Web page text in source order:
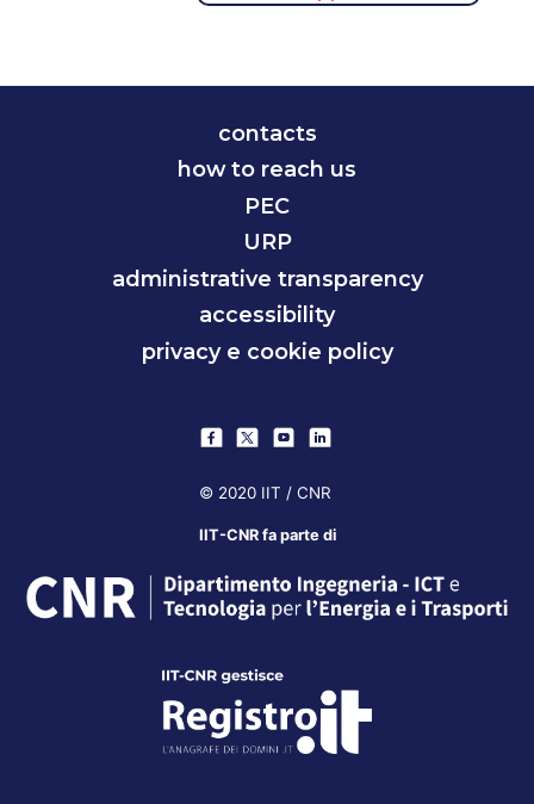
contacts
how to reach us
PEC
URP
administrative transparency
accessibility
privacy e cookie policy
© 2020 IIT / CNR
IIT-CNR fa parte di